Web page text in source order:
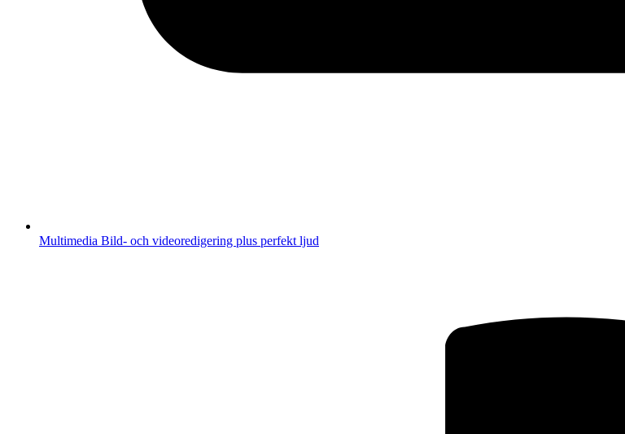
Multimedia Bild- och videoredigering plus perfekt ljud